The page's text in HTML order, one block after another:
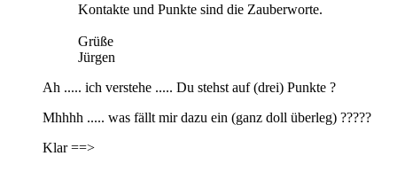
Kontakte und Punkte sind die Zauberworte.
Grüße
Jürgen
Ah ..... ich verstehe ..... Du stehst auf (drei) Punkte ?
Mhhhh ..... was fällt mir dazu ein (ganz doll überleg) ?????
Klar ==>